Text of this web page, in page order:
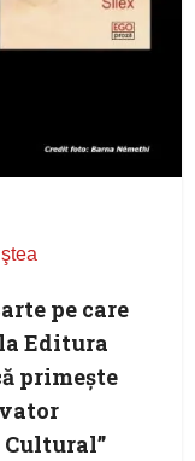
pe care
Editura
primeşte
Cultural”